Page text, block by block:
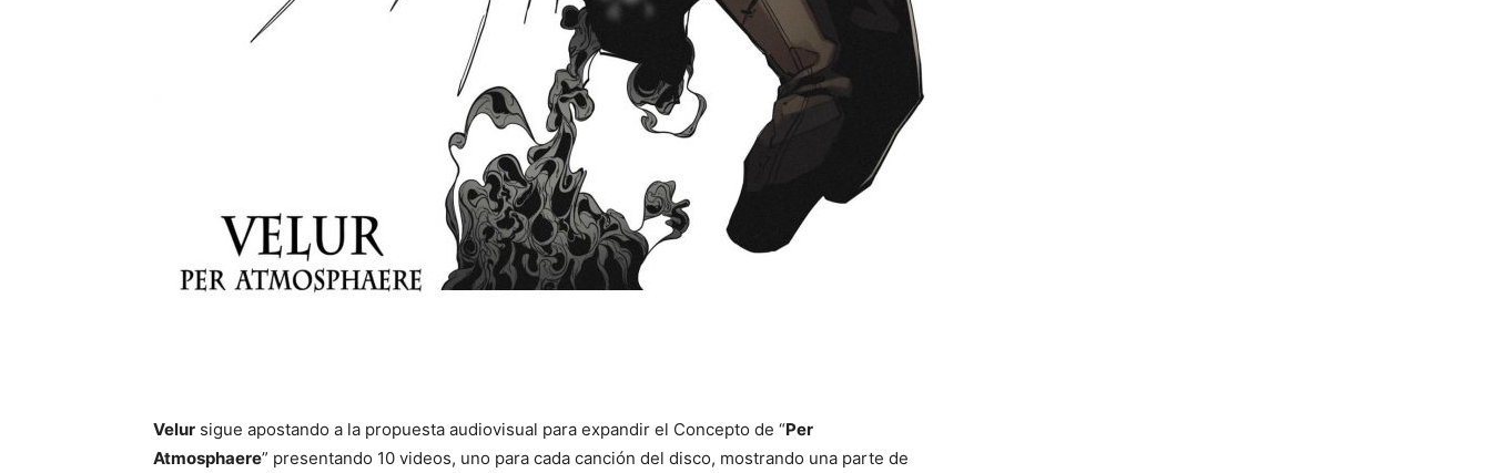
Velur sigue apostando a la propuesta audiovisual para expandir el Concepto de “Per
Atmosphaere” presentando 10 videos, uno para cada canción del disco, mostrando una parte de